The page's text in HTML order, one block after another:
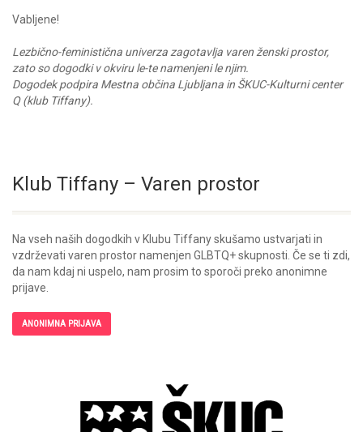
Vabljene!
Lezbično-feministična univerza zagotavlja varen ženski prostor,
zato so dogodki v okviru le-te namenjeni le njim.
Dogodek podpira Mestna občina Ljubljana in ŠKUC-Kulturni center
Q (klub Tiffany).
Klub Tiffany – Varen prostor
Na vseh naših dogodkih v Klubu Tiffany skušamo ustvarjati in
vzdrževati varen prostor namenjen GLBTQ+ skupnosti. Če se ti zdi,
da nam kdaj ni uspelo, nam prosim to sporoči preko anonimne
prijave.
ANONIMNA PRIJAVA